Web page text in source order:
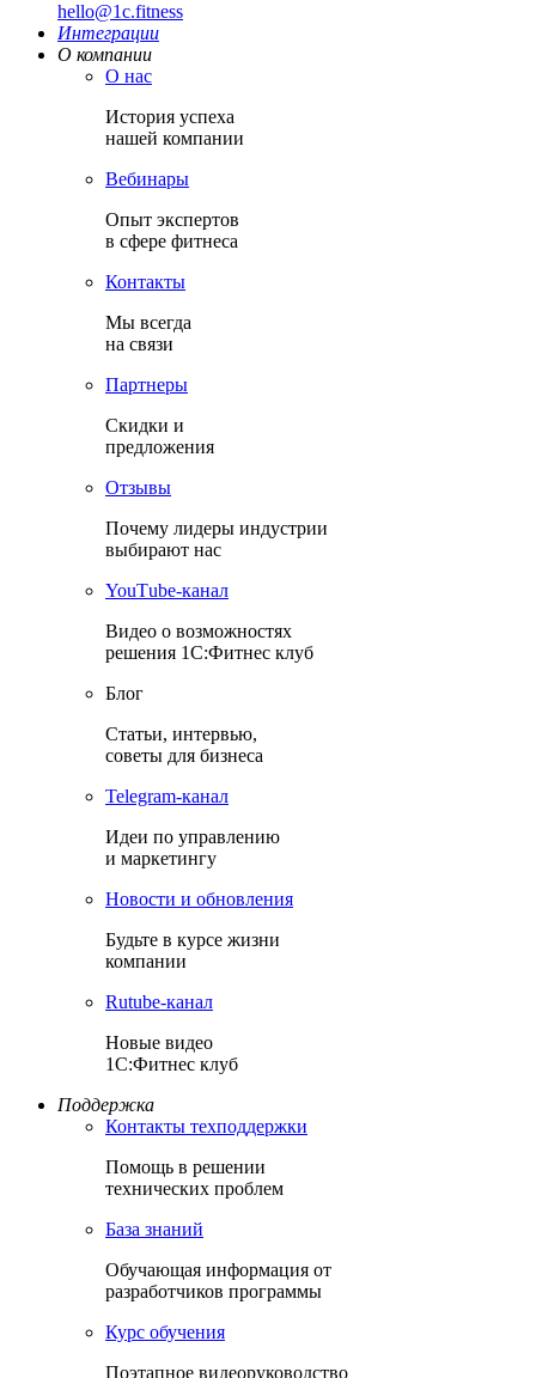
hello@1c.fitness
Интеграции
О компании
О нас
История успеха
нашей компании
Вебинары
Опыт экспертов
в сфере фитнеса
Контакты
Мы всегда
на связи
Партнеры
Скидки и
предложения
Отзывы
Почему лидеры индустрии
выбирают нас
YouТube-канал
Видео о возможностях
решения 1С:Фитнес клуб
Блог
Статьи, интервью,
советы для бизнеса
Теlegram-канал
Идеи по управлению
и маркетингу
Новости и обновления
Будьте в курсе жизни
компании
Rutube-канал
Новые видео
1С:Фитнес клуб
Поддержка
Контакты техподдержки
Помощь в решении
технических проблем
База знаний
Обучающая информация от
разработчиков программы
Курс обучения
Поэтапное видеоруководство